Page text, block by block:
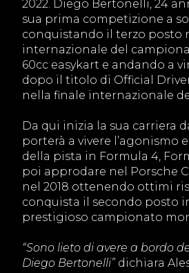
2022. Diego Bertonelli, 24
sua prima competizione a
conquistando il terzo posto
internazionale del
60cc easykart e andando a
dopo il titolo di Official
nella finale internazionale
Da qui inizia la sua carriera
porterà a vivere l’agonismo
della pista in Formula 4,
poi approdare nel Porsche
nel 2018 ottenendo ottimi
conquista il secondo posto
prestigioso campionato
“Sono lieto di avere a bordo
Diego Bertonelli” dichiara